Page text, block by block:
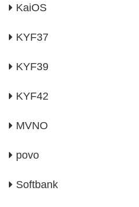
KaiOS
KYF37
KYF39
KYF42
MVNO
povo
Softbank